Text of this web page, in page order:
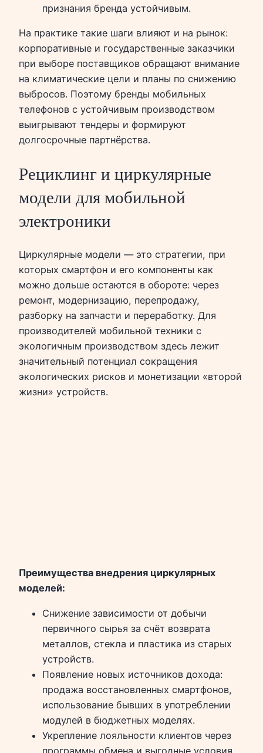
признания бренда устойчивым.
На практике такие шаги влияют и на рынок:
корпоративные и государственные заказчики
при выборе поставщиков обращают внимание
на климатические цели и планы по снижению
выбросов. Поэтому бренды мобильных
телефонов с устойчивым производством
выигрывают тендеры и формируют
долгосрочные партнёрства.
Рециклинг и циркулярные
модели для мобильной
электроники
Циркулярные модели — это стратегии, при
которых смартфон и его компоненты как
можно дольше остаются в обороте: через
ремонт, модернизацию, перепродажу,
разборку на запчасти и переработку. Для
производителей мобильной техники с
экологичным производством здесь лежит
значительный потенциал сокращения
экологических рисков и монетизации «второй
жизни» устройств.
Преимущества внедрения циркулярных
моделей:
Снижение зависимости от добычи
первичного сырья за счёт возврата
металлов, стекла и пластика из старых
устройств.
Появление новых источников дохода:
продажа восстановленных смартфонов,
использование бывших в употреблении
модулей в бюджетных моделях.
Укрепление лояльности клиентов через
программы обмена и выгодные условия